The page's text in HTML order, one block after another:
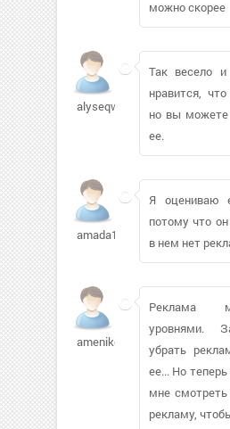
можно скорее
alyseqwm
Так весело
нравится,
но вы
ее.
amada1519
Я оцениваю
потому что
в нем нет
amenikova258
Реклама
уровнями.
убрать
ее... Но
мне
рекламу,